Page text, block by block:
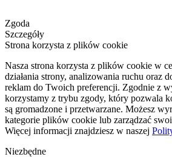
Zgoda
Szczegóły
Strona korzysta z plików cookie
Nasza strona korzysta z plików cookie w
działania strony, analizowania ruchu oraz
reklam do Twoich preferencji. Zgodnie z
korzystamy z trybu zgody, który pozwala
są gromadzone i przetwarzane. Możesz
kategorie plików cookie lub zarządzać
Więcej informacji znajdziesz w naszej
Niezbędne